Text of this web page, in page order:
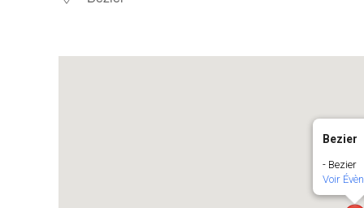
Bezier
- Bezier
Voir